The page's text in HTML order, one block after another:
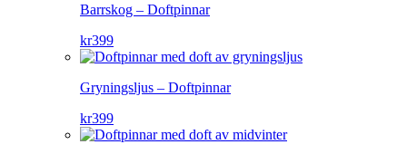
Barrskog – Doftpinnar
kr399
Gryningsljus – Doftpinnar
kr399